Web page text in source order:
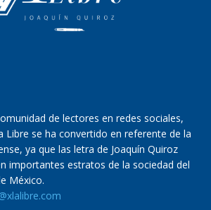
de lectores en redes sociales,
Libre se ha convertido en referente de la
ya que las letra de Joaquín Quiroz
importantes estratos de la sociedad del
México.